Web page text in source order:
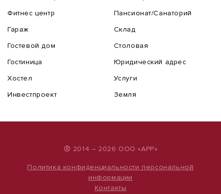
Фитнес центр
Гараж
Гостевой дом
Гостиница
Хостел
Инвестпроект
Пансионат/Санаторий
Склад
Столовая
Юридический адрес
Услуги
Земля
® 2014 – 2026 ООО «АРР»
Политика конфиденциальности персональной
информации
Контакты